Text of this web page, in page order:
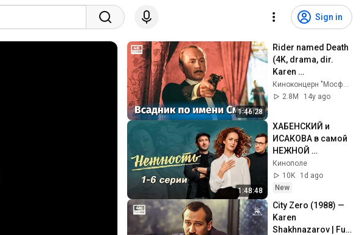
Sign in
1:46:28
Rider named Death
(4K, drama, dir.
Karen
Shakhnazarov,
2004)
Киноконцерн "Мосфильм"
2.8M
14y ago
1:48:48
ХАБЕНСКИЙ и
ИСАКОВА в самой
НЕЖНОЙ
КОМЕДИИ ГОДА /
НЕЖНОСТЬ | 1
сезон, 1-6 серии
Кинополе
10K
1d ago
New
City Zero (1988) —
Karen
Shakhnazarov | Full